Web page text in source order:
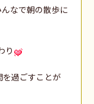
なで朝の散歩に
り
を過ごすことが